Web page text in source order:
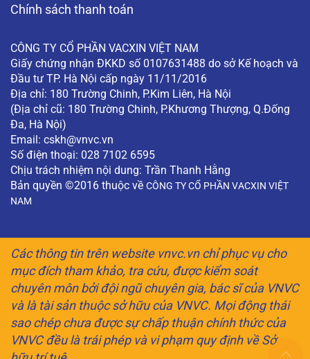
Chính sách thanh toán
CÔNG TY CỔ PHẦN VACXIN VIỆT NAM
Giấy chứng nhận ĐKKD số 0107631488 do sở Kế hoạch và
Đầu tư TP. Hà Nội cấp ngày 11/11/2016
Địa chỉ: 180 Trường Chinh, P.Kim Liên, Hà Nội
(Địa chỉ cũ: 180 Trường Chinh, P.Khương Thượng, Q.Đống
Đa, Hà Nội)
Email: cskh@vnvc.vn
Số điện thoại: 028 7102 6595
Chịu trách nhiệm nội dung: Trần Thanh Hằng
Bản quyền ©2016 thuộc về CÔNG TY CỔ PHẦN VACXIN VIỆT
NAM
Các thông tin trên website vnvc.vn chỉ phục vụ cho
mục đích tham khảo, tra cứu, được kiểm soát
chuyên môn bởi đội ngũ chuyên gia, bác sĩ của VNVC
và là tài sản thuộc sở hữu của VNVC. Mọi động thái
sao chép chưa được sự chấp thuận chính thức của
VNVC đều là trái phép và vi phạm quy định về Sở